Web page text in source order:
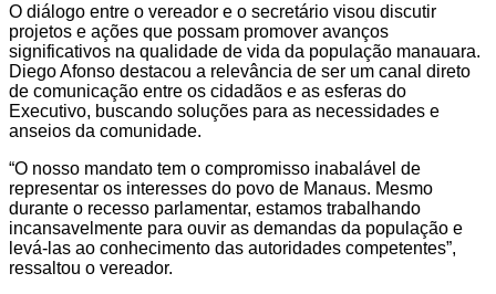
O diálogo entre o vereador e o secretário visou discutir
projetos e ações que possam promover avanços
significativos na qualidade de vida da população manauara.
Diego Afonso destacou a relevância de ser um canal direto
de comunicação entre os cidadãos e as esferas do
Executivo, buscando soluções para as necessidades e
anseios da comunidade.
“O nosso mandato tem o compromisso inabalável de
representar os interesses do povo de Manaus. Mesmo
durante o recesso parlamentar, estamos trabalhando
incansavelmente para ouvir as demandas da população e
levá-las ao conhecimento das autoridades competentes”,
ressaltou o vereador.